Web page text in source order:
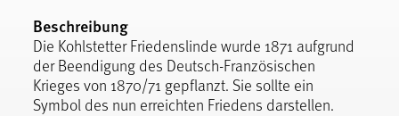
Beschreibung
Die Kohlstetter Friedenslinde wurde 1871 aufgrund
der Beendigung des Deutsch-Französischen
Krieges von 1870/71 gepflanzt. Sie sollte ein
Symbol des nun erreichten Friedens darstellen.